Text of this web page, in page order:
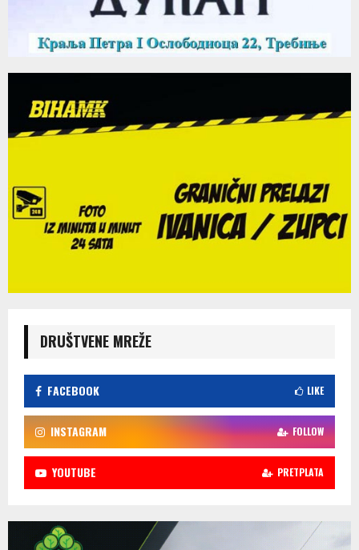
DRUŠTVENE MREŽE
FACEBOOK LIKE
INSTAGRAM FOLLOW
YOUTUBE PRETPLATA